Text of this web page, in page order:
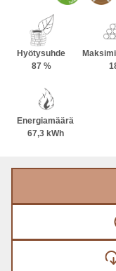
korkeutta
lisäksi
Hyötysuhde
87 %
Energiamäärä
67,3 kWh